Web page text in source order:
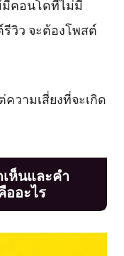
คอนโดที่ไม่มี
วิว จะต้องโพสต์
วามเสี่ยงที่จะเกิด
ห็นและคำ
อะไร